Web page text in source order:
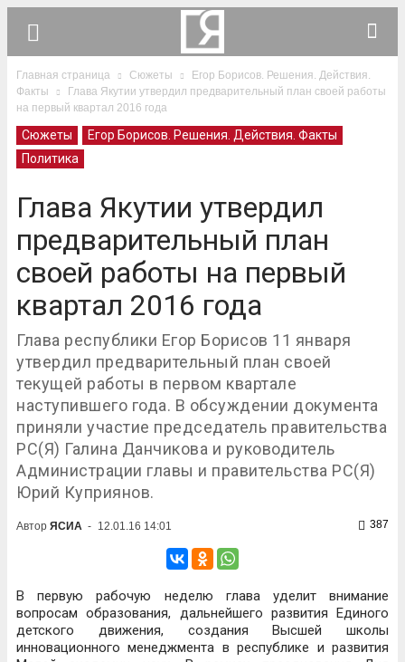
Главная страница Сюжеты
Егор Борисов. Решения. Действия.
Факты
Глава Якутии утвердил предварительный план своей работы
на первый квартал 2016 года
Сюжеты
Егор Борисов. Решения. Действия. Факты
Политика
Глава Якутии утвердил
предварительный план
своей работы на первый
квартал 2016 года
Глава республики Егор Борисов 11 января
утвердил предварительный план своей
текущей работы в первом квартале
наступившего года. В обсуждении документа
приняли участие председатель правительства
РС(Я) Галина Данчикова и руководитель
Администрации главы и правительства РС(Я)
Юрий Куприянов.
Автор ЯСИА - 12.01.16 14:01 387
В первую рабочую неделю глава уделит внимание
вопросам образования, дальнейшего развития Единого
детского движения, создания Высшей школы
инновационного менеджмента в республике и развития